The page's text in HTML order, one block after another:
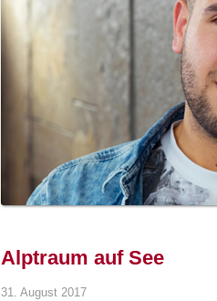
Alptraum auf See
31. August 2017